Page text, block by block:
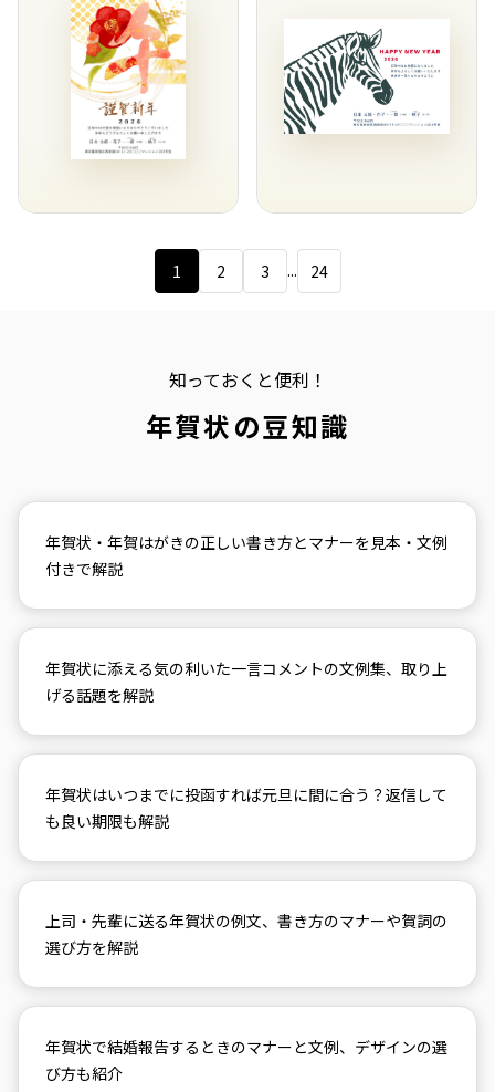
1 2 3 ... 24
知っておくと便利！
年賀状の豆知識
年賀状・年賀はがきの正しい書き方とマナーを見本・文例
付きで解説
年賀状に添える気の利いた一言コメントの文例集、取り上
げる話題を解説
年賀状はいつまでに投函すれば元旦に間に合う？返信して
も良い期限も解説
上司・先輩に送る年賀状の例文、書き方のマナーや賀詞の
選び方を解説
年賀状で結婚報告するときのマナーと文例、デザインの選
び方も紹介